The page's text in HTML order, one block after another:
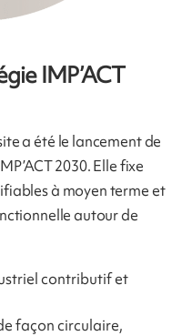
IMP’ACT
a été le lancement de
2030. Elle fixe
à moyen terme et
autour de
contributif et
façon circulaire,